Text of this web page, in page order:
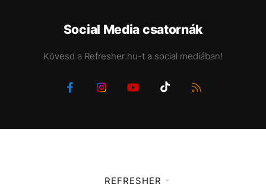
Social Media csatornák
Kövesd a Refresher.hu-t a social mediában!
REFRESHER